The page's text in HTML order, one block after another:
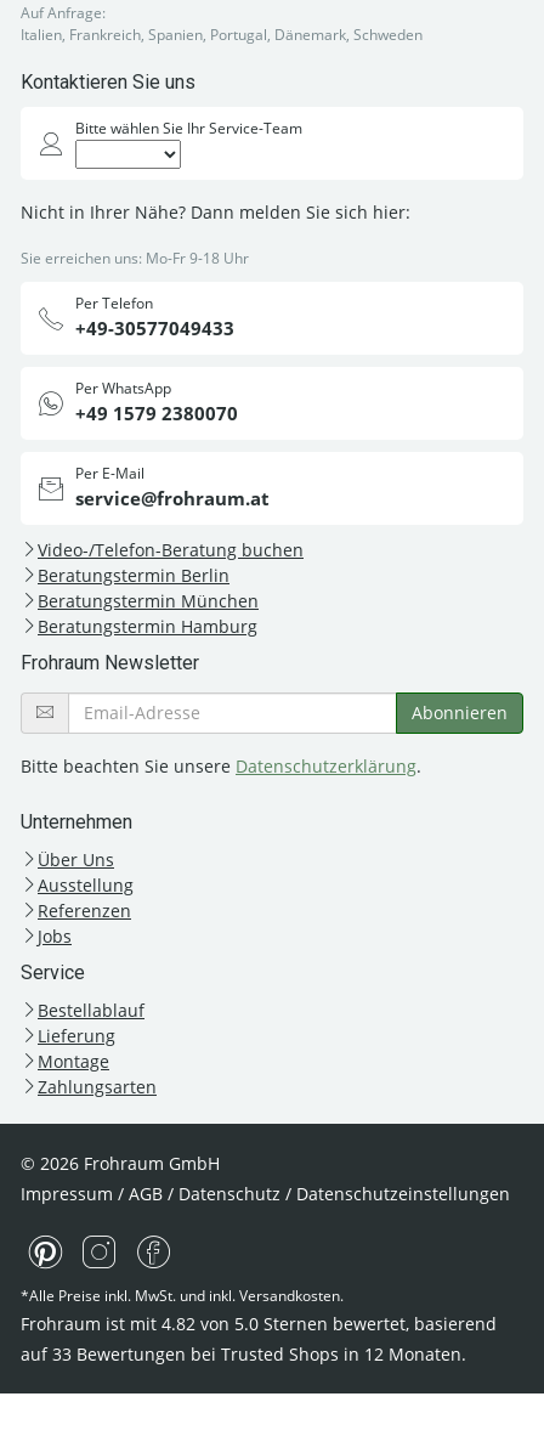
Auf Anfrage:
Italien, Frankreich, Spanien, Portugal, Dänemark, Schweden
Kontaktieren Sie uns
Bitte wählen Sie Ihr Service-Team
Nicht in Ihrer Nähe? Dann melden Sie sich hier:
Sie erreichen uns: Mo-Fr 9-18 Uhr
Per Telefon
+49-30577049433
Per WhatsApp
+49 1579 2380070
Per E-Mail
service@frohraum.at
Video-/Telefon-Beratung buchen
Beratungstermin Berlin
Beratungstermin München
Beratungstermin Hamburg
Frohraum Newsletter
Bitte beachten Sie unsere Datenschutzerklärung.
Unternehmen
Über Uns
Ausstellung
Referenzen
Jobs
Service
Bestellablauf
Lieferung
Montage
Zahlungsarten
© 2026 Frohraum GmbH
Impressum / AGB / Datenschutz / Datenschutzeinstellungen
*Alle Preise inkl. MwSt. und inkl. Versandkosten.
Frohraum ist mit 4.82 von 5.0 Sternen bewertet, basierend
auf33 Bewertungen bei Trusted Shops in 12 Monaten.